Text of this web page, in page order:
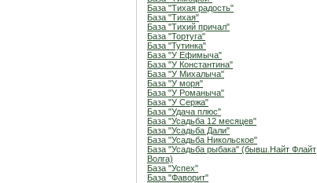
База "Тихая радость"
База "Тихая"
База "Тихий причал"
База "Тортуга"
База "Тутинка"
База "У Ефимыча"
База "У Константина"
База "У Михалыча"
База "У моря"
База "У Романыча"
База "У Сержа"
База "Удача плюс"
База "Усадьба 12 месяцев"
База "Усадьба Дали"
База "Усадьба Никольское"
База "Усадьба рыбака" (бывш.Найт Флайт
Волга)
База "Успех"
База "Фаворит"